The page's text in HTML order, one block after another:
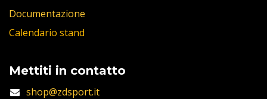
Documentazione
Calendario stand
Mettiti in contatto
shop@zdsport.it